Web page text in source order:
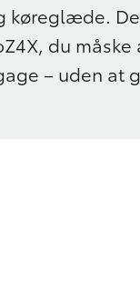
køreglæde.
du måske
– uden at